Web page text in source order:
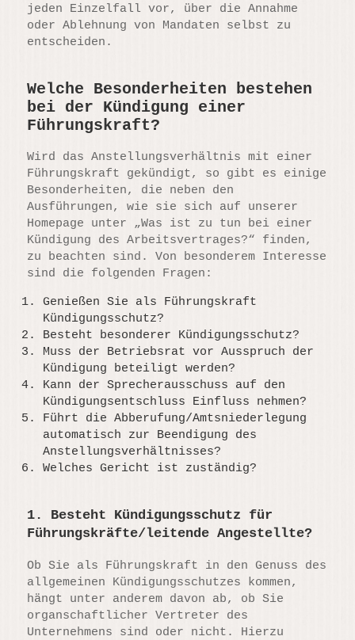
jeden Einzelfall vor, über die Annahme
oder Ablehnung von Mandaten selbst zu
entscheiden.
Welche Besonderheiten bestehen
bei der Kündigung einer
Führungskraft?
Wird das Anstellungsverhältnis mit einer
Führungskraft gekündigt, so gibt es einige
Besonderheiten, die neben den
Ausführungen, wie sie sich auf unserer
Homepage unter „Was ist zu tun bei einer
Kündigung des Arbeitsvertrages?“ finden,
zu beachten sind. Von besonderem Interesse
sind die folgenden Fragen:
Genießen Sie als Führungskraft
Kündigungsschutz?
Besteht besonderer Kündigungsschutz?
Muss der Betriebsrat vor Ausspruch der
Kündigung beteiligt werden?
Kann der Sprecherausschuss auf den
Kündigungsentschluss Einfluss nehmen?
Führt die Abberufung/Amtsniederlegung
automatisch zur Beendigung des
Anstellungsverhältnisses?
Welches Gericht ist zuständig?
1. Besteht Kündigungsschutz für
Führungskräfte/leitende Angestellte?
Ob Sie als Führungskraft in den Genuss des
allgemeinen Kündigungsschutzes kommen,
hängt unter anderem davon ab, ob Sie
organschaftlicher Vertreter des
Unternehmens sind oder nicht. Hierzu